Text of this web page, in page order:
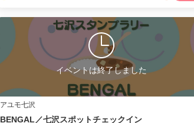
イベントは終了しました
アユモ七沢
BENGAL／七沢スポットチェックイン